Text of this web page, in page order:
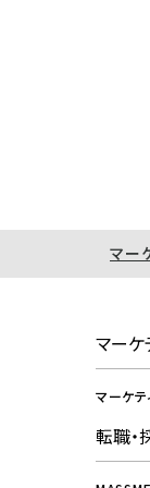
マー
マーケ
マーケテ
転職・